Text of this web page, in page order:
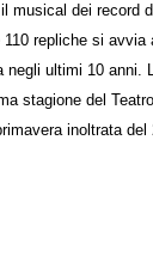
musical dei record
repliche si avvia
negli ultimi 10 anni.
stagione del
inoltrata